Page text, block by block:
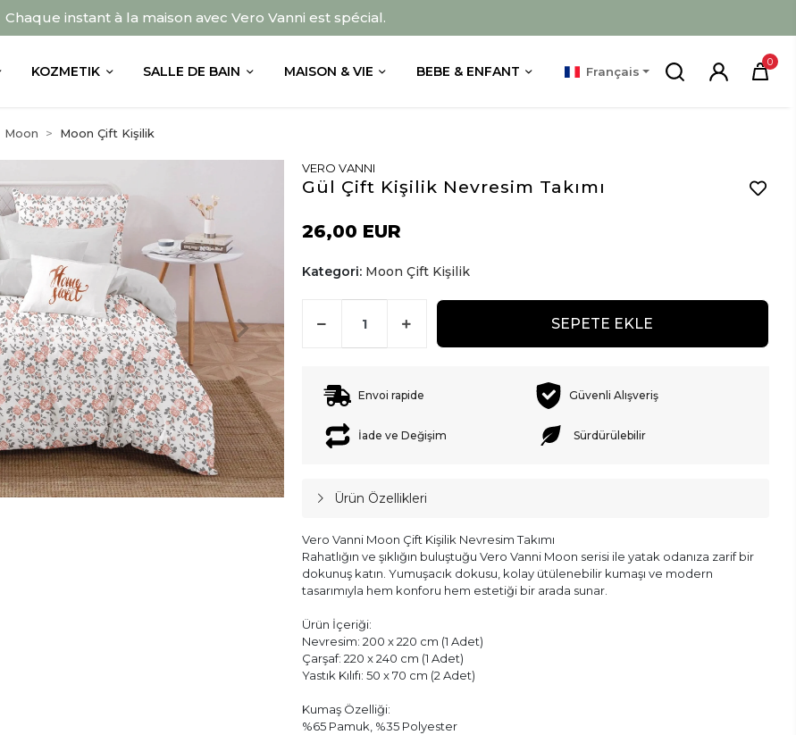
Chaque instant à la maison avec Vero Vanni est spécial.
KOZMETIK SALLE DE BAIN MAISON & VIE BEBE & ENFANT Français
0
Moon Moon Çift Kişilik
VERO VANNI
Gül Çift Kişilik Nevresim Takımı
26,00 EUR
Kategori: Moon Çift Kişilik
SEPETE EKLE
Envoi rapide Güvenli Alışveriş
İade ve Değişim Sürdürülebilir
Ürün Özellikleri
Vero Vanni Moon Çift Kişilik Nevresim Takımı
Rahatlığın ve şıklığın buluştuğu Vero Vanni Moon serisi ile yatak odanıza zarif bir
dokunuş katın. Yumuşacık dokusu, kolay ütülenebilir kumaşı ve modern
tasarımıyla hem konforu hem estetiği bir arada sunar.
Ürün İçeriği:
Nevresim: 200 x 220 cm (1 Adet)
Çarşaf: 220 x 240 cm (1 Adet)
Yastık Kılıfı: 50 x 70 cm (2 Adet)
Kumaş Özelliği:
%65 Pamuk, %35 Polyester